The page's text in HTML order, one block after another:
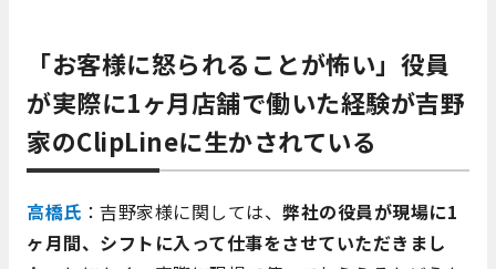
「お客様に怒られることが怖い」役員
が実際に1ヶ月店舗で働いた経験が吉野
家のClipLineに生かされている
高橋氏 ：吉野家様に関しては、 弊社の役員が現場に1
ヶ月間、シフトに入って仕事をさせていただきまし